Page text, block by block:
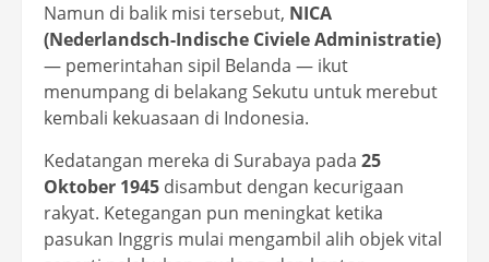
Namun di balik misi tersebut, NICA
(Nederlandsch-Indische Civiele Administratie)
— pemerintahan sipil Belanda — ikut
menumpang di belakang Sekutu untuk merebut
kembali kekuasaan di Indonesia.
Kedatangan mereka di Surabaya pada 25
Oktober 1945 disambut dengan kecurigaan
rakyat. Ketegangan pun meningkat ketika
pasukan Inggris mulai mengambil alih objek vital